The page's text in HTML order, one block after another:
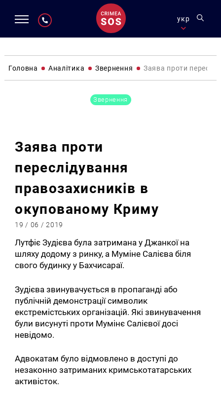
укр
Головна Аналітика Звернення Заява проти
Звернення
Заява проти
переслідування
правозахисників в
окупованому Криму
19 / 06 / 2019
Лутфіє Зудієва була затримана у Джанкої на
шляху додому з ринку, а Муміне Салієва біля
свого будинку у Бахчисараї.
Зудієва звинувачується в пропаганді або
публічній демонстрації символик
екстремістських організацій. Які звинувачення
були висунуті проти Мумінє Салієвої досі
невідомо.
Адвокатам було відмовлено в доступі до
незаконно затриманих кримськотатарських
активісток.